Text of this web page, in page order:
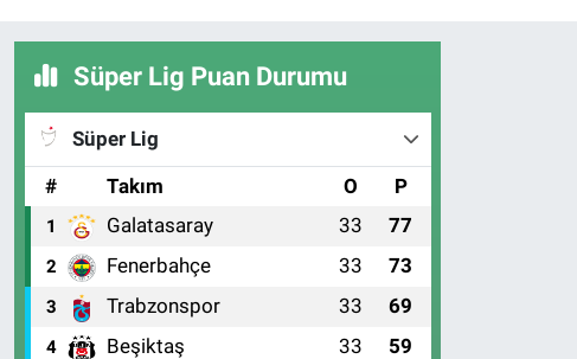
Süper Lig Puan Durumu
Süper Lig
#
Takım O P
1 Galatasaray 33 77
2 Fenerbahçe 33 73
3 Trabzonspor 33 69
4 Beşiktaş 33 59